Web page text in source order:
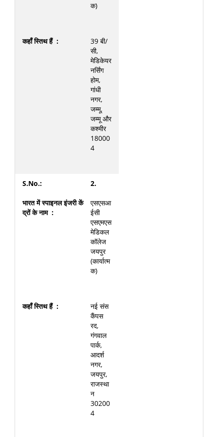
क)
39 बी/
सी,
मेडिकेयर
नर्सिंग
होम,
गांधी
नगर,
जम्मू,
जम्मू और
कश्मीर
18000
4
2.
एसएसआ
ईसी
एसएमएस
मेडिकल
कॉलेज
जयपुर
(कार्यात्म
क)
नई संस
कैंपस
रद,
गंगवाल
पार्क,
आदर्श
नगर,
जयपुर,
राजस्था
न
30200
4